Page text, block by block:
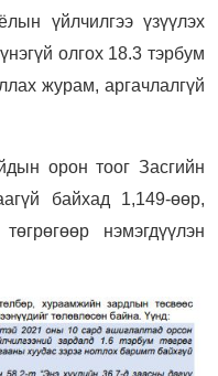
үйлчилгээ үзүүлэх
олгох 18.3 тэрбум
журам, аргачлалгүй
орон тоог Засгийн
байхад 1,149-өөр,
нэмэгдүүлэн